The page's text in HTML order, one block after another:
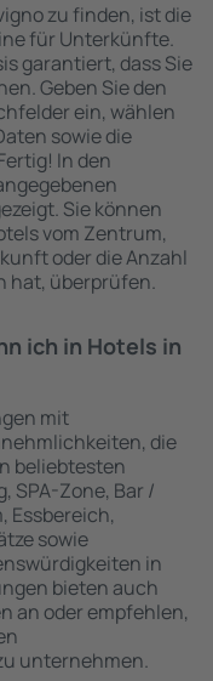
zu finden, ist die
für Unterkünfte.
garantiert, dass Sie
Geben Sie den
ein, wählen
sowie die
In den
Sie können
vom Zentrum,
oder die Anzahl
hat, überprüfen.
ich in Hotels in
mit
die
beliebtesten
SPA-Zone, Bar /
Essbereich,
sowie
in
bieten auch
an oder empfehlen,
unternehmen.